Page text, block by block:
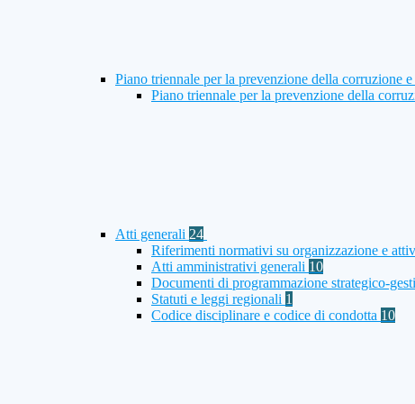
Piano triennale per la prevenzione della corruzione e
Piano triennale per la prevenzione della
Atti generali 24
Riferimenti normativi su organizzazione e
Atti amministrativi generali 10
Documenti di programmazione strategico-
Statuti e leggi regionali 1
Codice disciplinare e codice di condotta 10